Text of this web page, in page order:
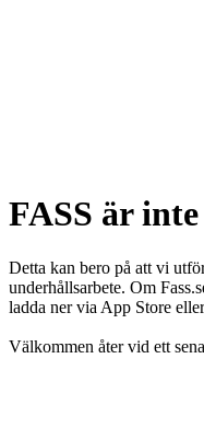
FASS är
Detta kan bero på att vi
underhållsarbete. Om
ladda ner via App Store
Välkommen åter vid ett